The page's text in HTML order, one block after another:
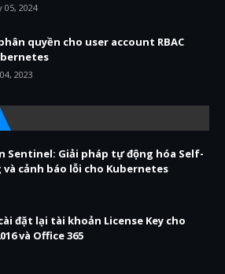
05, 2024
quyền cho user account RBAC
2023
Sentinel: Giải pháp tự động hóa Self-
và cảnh báo lỗi cho Kubernetes
đặt lại tài khoản License Key cho
và Office 365